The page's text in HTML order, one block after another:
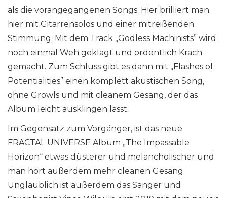
als die vorangegangenen Songs. Hier brilliert man
hier mit Gitarrensolos und einer mitreißenden
Stimmung. Mit dem Track „Godless Machinists” wird
noch einmal Weh geklagt und ordentlich Krach
gemacht. Zum Schluss gibt es dann mit „Flashes of
Potentialities” einen komplett akustischen Song,
ohne Growls und mit cleanem Gesang, der das
Album leicht ausklingen lässt.
Im Gegensatz zum Vorgänger, ist das neue
FRACTAL UNIVERSE Album „The Impassable
Horizon“ etwas düsterer und melancholischer und
man hört außerdem mehr cleanen Gesang.
Unglaublich ist außerdem das Sänger und